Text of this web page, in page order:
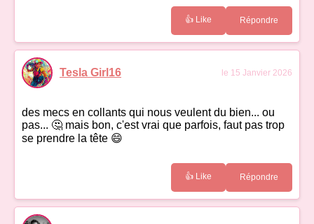
👍 Like Répondre
Tesla Girl16 le 15 Janvier 2026
des mecs en collants qui nous veulent du bien... ou
pas... 🤔 mais bon, c'est vrai que parfois, faut pas trop
se prendre la tête 😄
👍 Like Répondre